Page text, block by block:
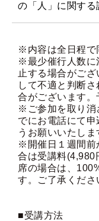
の「人」に関する
※内容は全日程で
※最少催行人数に
止する場合がご
して不適と判断
合がございます。
※ご参加を取り消
でにお電話にて
うお願いいたしま
※開催日１週間前
合は受講料(4,980
席の場合は、
す。ご了承くださ
■受講方法